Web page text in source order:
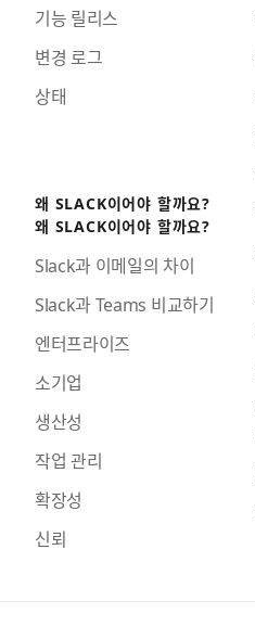
기능 릴리스
변경 로그
상태
왜 SLACK이어야 할까요?
왜 SLACK이어야 할까요?
Slack과 이메일의 차이
Slack과 Teams 비교하기
엔터프라이즈
소기업
생산성
작업 관리
확장성
신뢰